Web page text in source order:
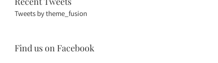
Tweets by theme_fusion
Find us on Facebook